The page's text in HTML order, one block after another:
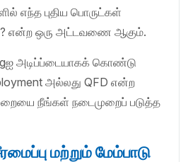
எந்த புதிய பொருட்கள்
என்ற ஒரு அட்டவணை ஆகும்.
அடிப்ப்டையாகக் கொண்டு
அல்லது QFD என்ற
நீங்கள் நடைமுறைப் படுத்த
மற்றும் மேம்பாடு